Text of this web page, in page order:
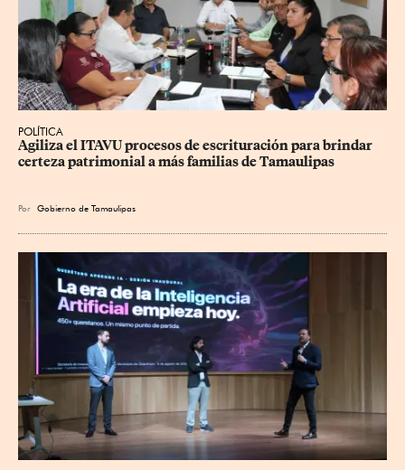
POLÍTICA
Agiliza el ITAVU procesos de escrituración para brindar
certeza patrimonial a más familias de Tamaulipas
Por Gobierno de Tamaulipas